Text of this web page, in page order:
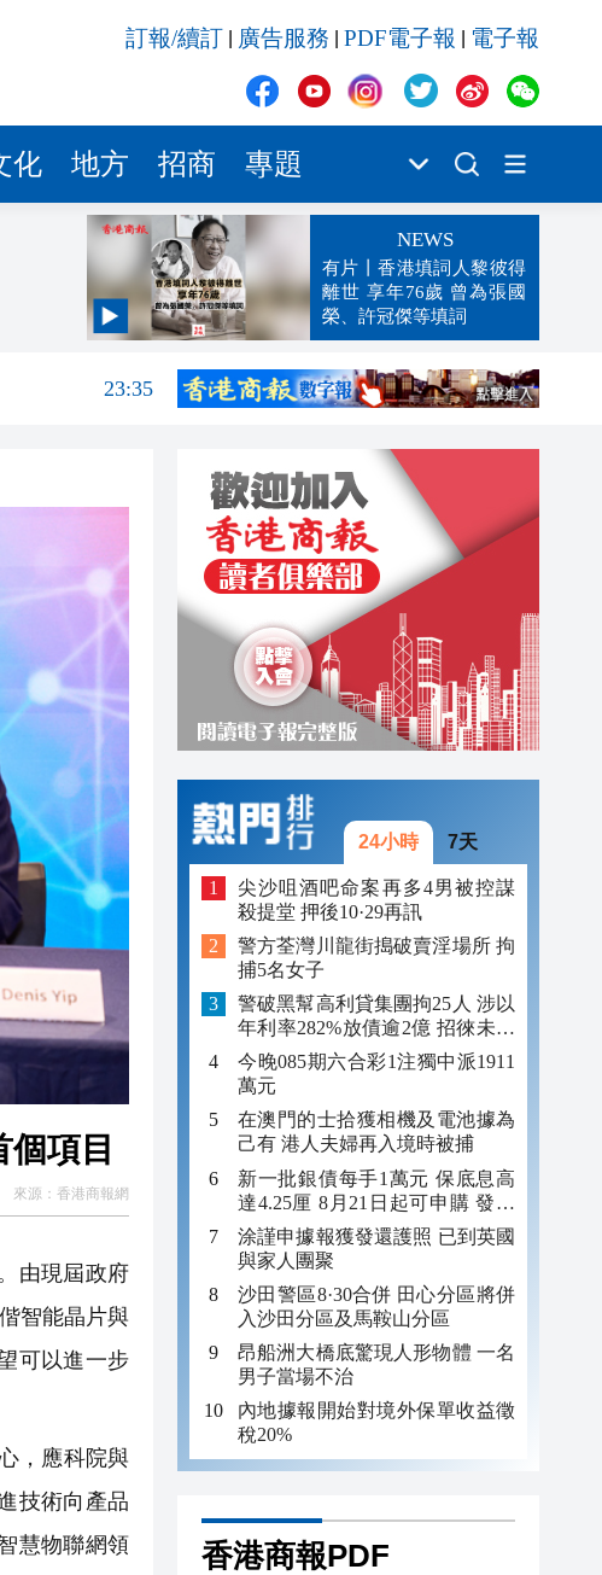
訂報/續訂 廣告服務 PDF電子報 電子報
化 地方 招商 專題
NEWS
有片丨香港填詞人黎彼得
離世 享年76歲 曾為張國
榮、許冠傑等填詞
23:38
23:35
22:54
項目
來源： 香港商報網
由現屆政府
智能晶片與
可以進一步
，應科院與
技術向產品
慧物聯網領
24小時 7天
尖沙咀酒吧命案再多4男被控謀
殺提堂 押後10·29再訊
警方荃灣川龍街搗破賣淫場所 拘
捕5名女子
警破黑幫高利貸集團拘25人 涉以
年利率282%放債逾2億 招徠未成
年追數
今晚085期六合彩1注獨中派1911
萬元
在澳門的士拾獲相機及電池據為
己有 港人夫婦再入境時被捕
新一批銀債每手1萬元 保底息高
達4.25厘 8月21日起可申購 發行
金額最多550億
涂謹申據報獲發還護照 已到英國
與家人團聚
沙田警區8·30合併 田心分區將併
入沙田分區及馬鞍山分區
昂船洲大橋底驚現人形物體 一名
男子當場不治
內地據報開始對境外保單收益徵
稅20%
香港商報PDF